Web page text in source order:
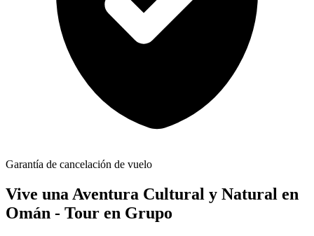
Garantía de cancelación de vuelo
Vive una Aventura Cultural y Natural en
Omán - Tour en Grupo